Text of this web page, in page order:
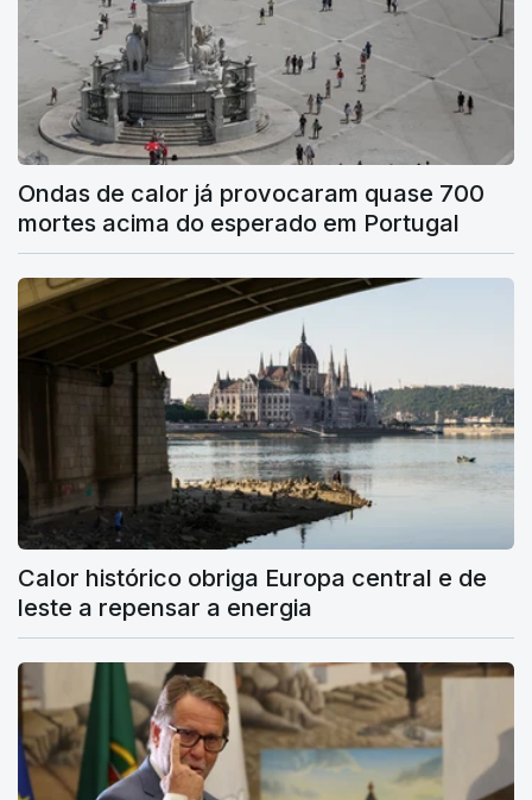
Ondas de calor já provocaram quase 700
mortes acima do esperado em Portugal
Calor histórico obriga Europa central e de
leste a repensar a energia